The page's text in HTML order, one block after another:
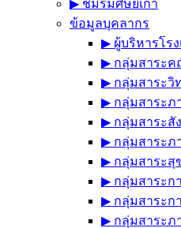
▶︎ ชมรมศิษย์เก่า
ข้อมูลบุคลากร
▶︎ ผู้บริหารโรง
▶︎ กลุ่มสาระค
▶︎ กลุ่มสาระวิ
▶︎ กลุ่มสาระภ
▶︎ กลุ่มสาระสั
▶︎ กลุ่มสาระภ
▶︎ กลุ่มสาระสุ
▶︎ กลุ่มสาระก
▶︎ กลุ่มสาระก
▶︎ กลุ่มสาระภ